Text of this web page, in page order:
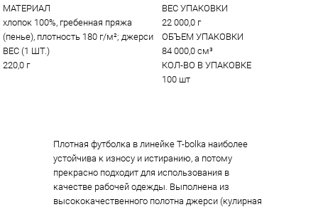
МАТЕРИАЛ
хлопок 100%, гребенная пряжа
(пенье), плотность 180 г/м²; джерси
ВЕС (1 ШТ.)
220,0 г
ВЕС УПАКОВКИ
22 000,0 г
ОБЪЕМ УПАКОВКИ
84 000,0 см³
КОЛ-ВО В УПАКОВКЕ
100 шт
Плотная футболка в линейке T-bolka наиболее
устойчива к износу и истиранию, а потому
прекрасно подходит для использования в
качестве рабочей одежды. Выполнена из
высококачественного полотна джерси (кулирная